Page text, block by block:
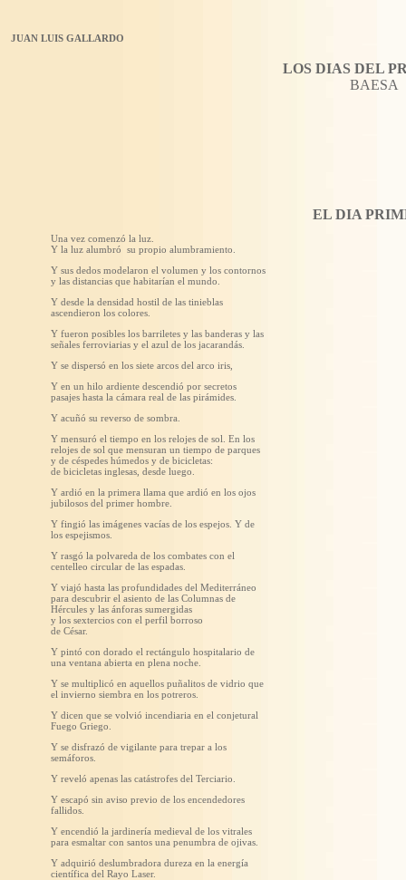
JUAN LUIS GALLARDO
LOS DIAS DEL
BAESA
EL DIA
Una vez comenzó la luz.
Y la luz alumbró su propio alumbramiento.
Y sus dedos modelaron el volumen y los contornos
y las distancias que habitarían el mundo.
Y desde la densidad hostil de las tinieblas
ascendieron los colores.
Y fueron posibles los barriletes y las banderas y las
señales ferroviarias y el azul de los jacarandás.
Y se dispersó en los siete arcos del arco iris,
Y en un hilo ardiente descendió por secretos
pasajes hasta la cámara real de las pirámides.
Y acuñó su reverso de sombra.
Y mensuró el tiempo en los relojes de sol. En los
relojes de sol que mensuran un tiempo de parques
y de céspedes húmedos y de bicicletas:
de bicicletas inglesas, desde luego.
Y ardió en la primera llama que ardió en los ojos
jubilosos del primer hombre.
Y fingió las imágenes vacías de los espejos. Y de
los espejismos.
Y rasgó la polvareda de los combates con el
centelleo circular de las espadas.
Y viajó hasta las profundidades del Mediterráneo
para descubrir el asiento de las Columnas de
Hércules y las ánforas sumergidas
y los sextercios con el perfil borroso
de César.
Y pintó con dorado el rectángulo hospitalario de
una ventana abierta en plena noche.
Y se multiplicó en aquellos puñalitos de vidrio que
el invierno siembra en los potreros.
Y dicen que se volvió incendiaria en el conjetural
Fuego Griego.
Y se disfrazó de vigilante para trepar a los
semáforos.
Y reveló apenas las catástrofes del Terciario.
Y escapó sin aviso previo de los encendedores
fallidos.
Y encendió la jardinería medieval de los vitrales
para esmaltar con santos una penumbra de ojivas.
Y adquirió deslumbradora dureza en la energía
científica del Rayo Laser.